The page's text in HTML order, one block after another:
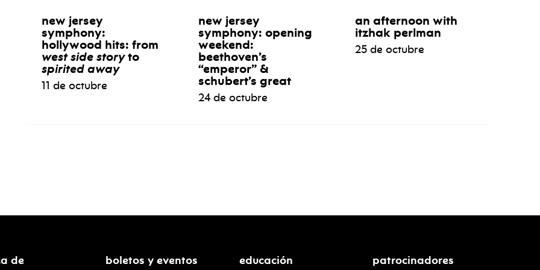
new jersey
symphony:
hollywood hits: from
west side storyto
spirited away
11 de octubre
new jersey
symphony: opening
weekend:
beethoven’s
“emperor” &
schubert’s great
24 de octubre
an afternoon with
itzhak perlman
25 de octubre
de boletos y eventos educación patrocinadores